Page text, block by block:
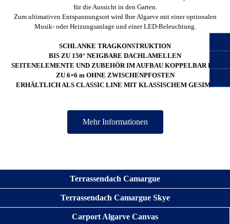
für die Aussicht in den Garten.
Zum ultimativen Entspannungsort wird Ihre Algarve mit einer optionalen
Musik- oder Heizungsanlage und einer LED-Beleuchtung.
SCHLANKE TRAGKONSTRUKTION
BIS ZU 150° NEIGBARE DACHLAMELLEN
SEITENELEMENTE UND ZUBEHÖR IM AUFBAU KOPPELBAR BIS
ZU 6×6 m OHNE ZWISCHENPFOSTEN
ERHÄLTLICH ALS CLASSIC LINE MIT KLASSISCHEM GESIMS
Mehr Informationen
Terrassendach Camargue
Terrassendach Camargue Skye
Carport Algarve Canvas